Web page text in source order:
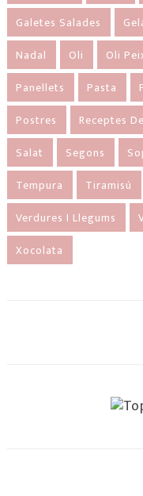
Galetes Salades
Nadal
Oli Oli
Panellets
Pasta
Postres
Receptes
Salat
Segons
Tempura
Tiramisú
Verdures I Llegums
Xocolata